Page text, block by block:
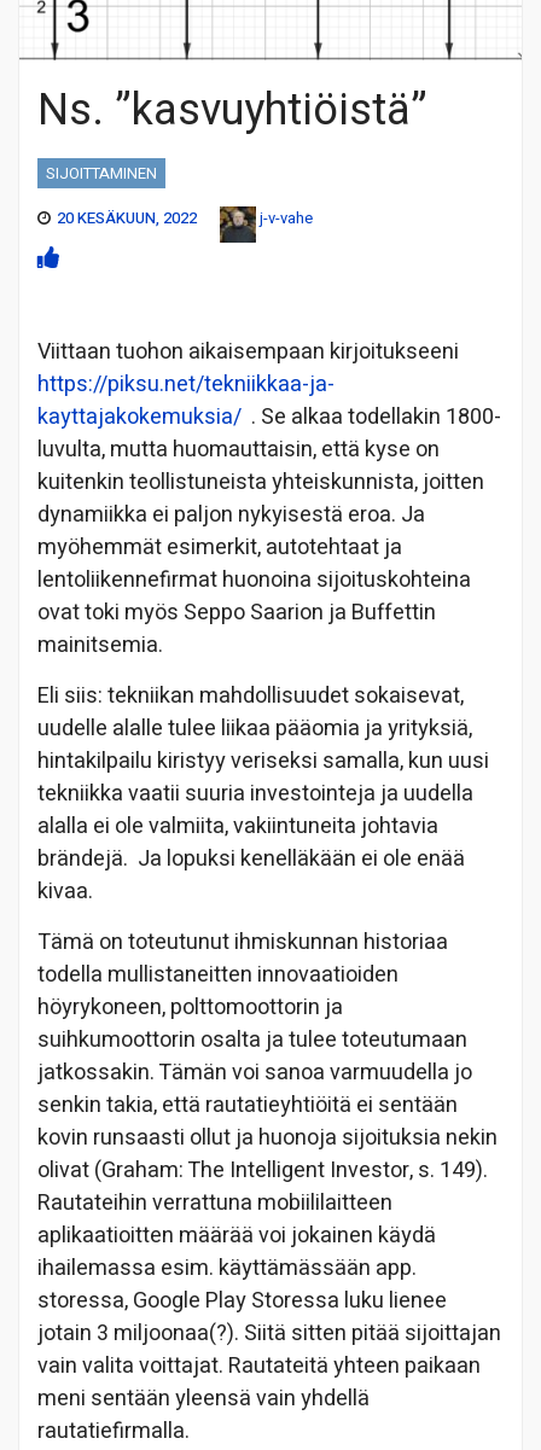
Ns. ”kasvuyhtiöistä”
SIJOITTAMINEN
20 KESÄKUUN, 2022
j-v-vahe
Viittaan tuohon aikaisempaan kirjoitukseeni
https://piksu.net/tekniikkaa-ja-
kayttajakokemuksia/ . Se alkaa todellakin 1800-
luvulta, mutta huomauttaisin, että kyse on
kuitenkin teollistuneista yhteiskunnista, joitten
dynamiikka ei paljon nykyisestä eroa. Ja
myöhemmät esimerkit, autotehtaat ja
lentoliikennefirmat huonoina sijoituskohteina
ovat toki myös Seppo Saarion ja Buffettin
mainitsemia.
Eli siis: tekniikan mahdollisuudet sokaisevat,
uudelle alalle tulee liikaa pääomia ja yrityksiä,
hintakilpailu kiristyy veriseksi samalla, kun uusi
tekniikka vaatii suuria investointeja ja uudella
alalla ei ole valmiita, vakiintuneita johtavia
brändejä. Ja lopuksi kenelläkään ei ole enää
kivaa.
Tämä on toteutunut ihmiskunnan historiaa
todella mullistaneitten innovaatioiden
höyrykoneen, polttomoottorin ja
suihkumoottorin osalta ja tulee toteutumaan
jatkossakin. Tämän voi sanoa varmuudella jo
senkin takia, että rautatieyhtiöitä ei sentään
kovin runsaasti ollut ja huonoja sijoituksia nekin
olivat (Graham: The Intelligent Investor, s. 149).
Rautateihin verrattuna mobiililaitteen
aplikaatioitten määrää voi jokainen käydä
ihailemassa esim. käyttämässään app.
storessa, Google Play Storessa luku lienee
jotain 3 miljoonaa(?). Siitä sitten pitää sijoittajan
vain valita voittajat. Rautateitä yhteen paikaan
meni sentään yleensä vain yhdellä
rautatiefirmalla.